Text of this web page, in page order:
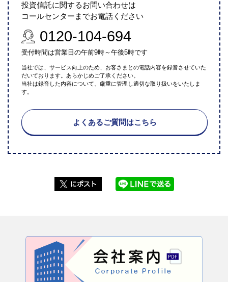
投資信託に関するお問い合わせは
コールセンターまでお電話ください
0120-104-694
受付時間は営業日の午前9時～午後5時です
当社では、サービス向上のため、お客さまとの電話内容を録音させていた
だいております。あらかじめご了承ください。
当社は録音した内容について、厳重に管理し適切な取り扱いをいたしま
す。
よくあるご質問はこちら